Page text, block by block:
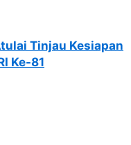
Tinjau Kesiapan
Ke-81